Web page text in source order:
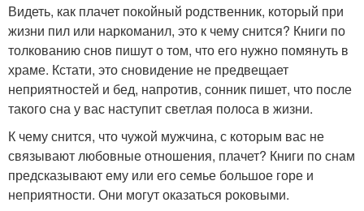
Видеть, как плачет покойный родственник, который при
жизни пил или наркоманил, это к чему снится? Книги по
толкованию снов пишут о том, что его нужно помянуть в
храме. Кстати, это сновидение не предвещает
неприятностей и бед, напротив, сонник пишет, что после
такого сна у вас наступит светлая полоса в жизни.
К чему снится, что чужой мужчина, с которым вас не
связывают любовные отношения, плачет? Книги по снам
предсказывают ему или его семье большое горе и
неприятности. Они могут оказаться роковыми.